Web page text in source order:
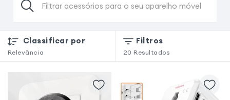
Filtrar acessórios para o seu aparelho móvel
Classificar por
Relevância
Filtros
20 Resultados